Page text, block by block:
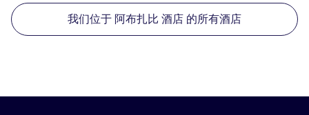
我们位于 阿布扎比 酒店 的所有酒店